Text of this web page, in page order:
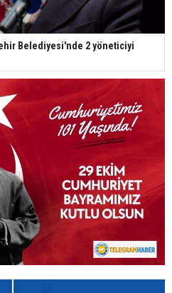
Belediyesi'nde 2 yöneticiyi